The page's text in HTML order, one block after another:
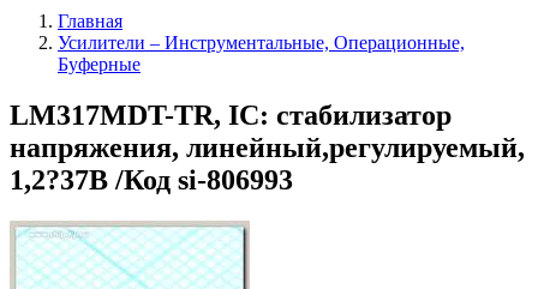
Главная
Усилители – Инструментальные, Операционные,
Буферные
LM317MDT-TR, IC: стабилизатор
напряжения, линейный,регулируемый,
1,2?37В /Код si-806993